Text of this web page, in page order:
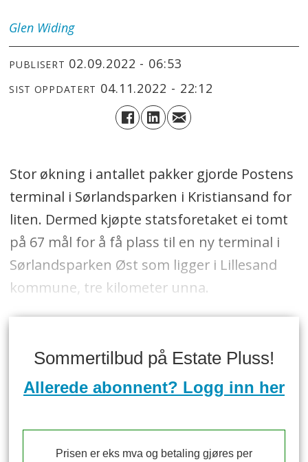
Glen Widing
PUBLISERT 02.09.2022 - 06:53
SIST OPPDATERT 04.11.2022 - 22:12
Stor økning i antallet pakker gjorde Postens
terminal i Sørlandsparken i Kristiansand for
liten. Dermed kjøpte statsforetaket ei tomt
på 67 mål for å få plass til en ny terminal i
Sørlandsparken Øst som ligger i Lillesand
kommune, tre kilometer unna.
Sommertilbud på Estate Pluss!
Allerede abonnent? Logg inn her
Prisen er eks mva og betaling gjøres per